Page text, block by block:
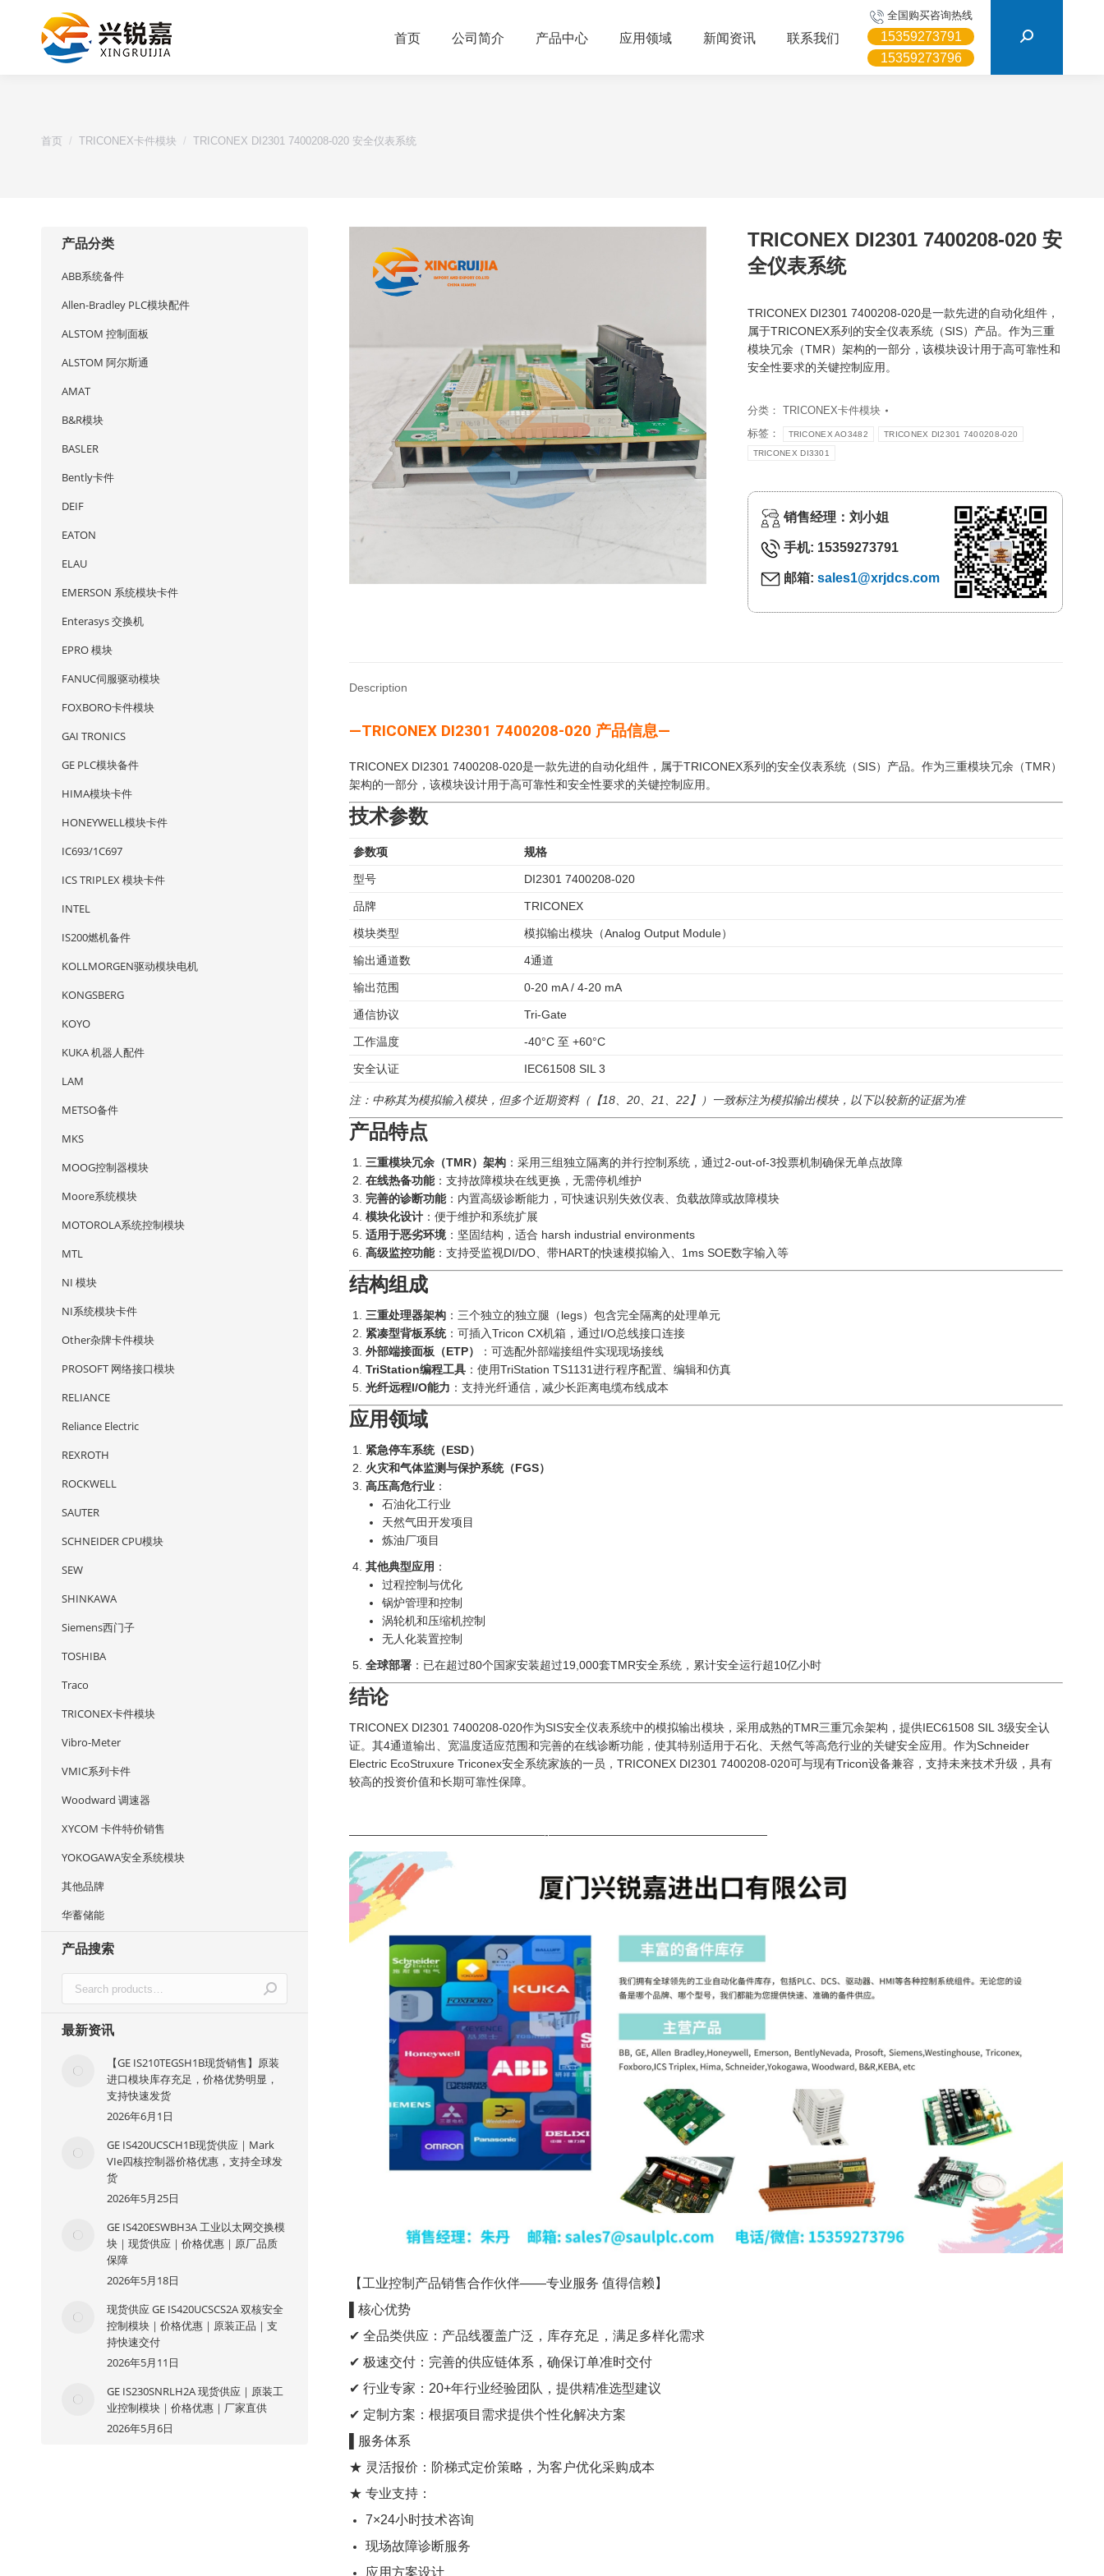
首页 公司简介 产品中心 应用领域 新闻资讯 联系我们
全国购买咨询热线
15359273791
15359273796
首页 TRICONEX卡件模块 TRICONEX DI2301 7400208-020 安全仪表系统
TRICONEX DI2301 7400208-020 安
全仪表系统
TRICONEX DI2301 7400208-020是一款先进的自动化组件，
属于TRICONEX系列的安全仪表系统（SIS）产品。作为三重
模块冗余（TMR）架构的一部分，该模块设计用于高可靠性和
安全性要求的关键控制应用。
分类： TRICONEX卡件模块
标签：
TRICONEX AO3482 TRICONEX DI2301 7400208-020
TRICONEX DI3301
销售经理：刘小姐
手机: 15359273791
邮箱: sales1@xrjdcs.com
Description
—TRICONEX DI2301 7400208-020 产品信息—
TRICONEX DI2301 7400208-020是一款先进的自动化组件，属于TRICONEX系列的安全仪表系统（SIS）产品。作为三重模块冗余（TMR）
架构的一部分，该模块设计用于高可靠性和安全性要求的关键控制应用。
技术参数
参数项 规格
型号 DI2301 7400208-020
品牌 TRICONEX
模块类型 模拟输出模块（Analog Output Module）
输出通道数 4通道
输出范围 0-20 mA / 4-20 mA
通信协议 Tri-Gate
工作温度 -40°C 至 +60°C
安全认证 IEC61508 SIL 3
注：中称其为模拟输入模块，但多个近期资料（【18、20、21、22】）一致标注为模拟输出模块，以下以较新的证据为准
产品特点
三重模块冗余（TMR）架构 ：采用三组独立隔离的并行控制系统，通过2-out-of-3投票机制确保无单点故障
在线热备功能：支持故障模块在线更换，无需停机维护
完善的诊断功能：内置高级诊断能力，可快速识别失效仪表、负载故障或故障模块
模块化设计 ：便于维护和系统扩展
适用于恶劣环境 ：坚固结构，适合 harsh industrial environments
高级监控功能：支持受监视DI/DO、带HART的快速模拟输入、1ms SOE数字输入等
结构组成
三重处理器架构 ：三个独立的独立腿（legs）包含完全隔离的处理单元
紧凑型背板系统：可插入Tricon CX机箱，通过I/O总线接口连接
外部端接面板（ETP）
‍：可选配外部端接组件实现现场接线
TriStation编程工具 ：使用TriStation TS1131进行程序配置、编辑和仿真
光纤远程I/O能力 ：支持光纤通信，减少长距离电缆布线成本
应用领域
紧急停车系统（ESD）
火灾和气体监测与保护系统（FGS）
高压高危行业 ：
石油化工行业
天然气田开发项目
炼油厂项目
其他典型应用 ：
过程控制与优化
锅炉管理和控制
涡轮机和压缩机控制
无人化装置控制
全球部署 ：已在超过80个国家安装超过19,000套TMR安全系统，累计安全运行超10亿小时
结论
TRICONEX DI2301 7400208-020作为SIS安全仪表系统中的模拟输出模块，采用成熟的TMR三重冗余架构，提供IEC61508 SIL 3级安全认
证。其4通道输出、宽温度适应范围和完善的在线诊断功能，使其特别适用于石化、天然气等高危行业的关键安全应用。作为Schneider
Electric EcoStruxure Triconex安全系统家族的一员，TRICONEX DI2301 7400208-020可与现有Tricon设备兼容，支持未来技术升级，具有
较高的投资价值和长期可靠性保障。
—————————————————-———————————————————
【工业控制产品销售合作伙伴——专业服务 值得信赖】
▌核心优势
✔ 全品类供应：产品线覆盖广泛，库存充足，满足多样化需求
✔ 极速交付：完善的供应链体系，确保订单准时交付
✔ 行业专家：20+年行业经验团队，提供精准选型建议
✔ 定制方案：根据项目需求提供个性化解决方案
▌服务体系
★ 灵活报价：阶梯式定价策略，为客户优化采购成本
★ 专业支持：
7×24小时技术咨询
现场故障诊断服务
应用方案设计
产品分类
ABB系统备件
Allen-Bradley PLC模块配件
ALSTOM 控制面板
ALSTOM 阿尔斯通
AMAT
B&R模块
BASLER
Bently卡件
DEIF
EATON
ELAU
EMERSON 系统模块卡件
Enterasys 交换机
EPRO 模块
FANUC伺服驱动模块
FOXBORO卡件模块
GAI TRONICS
GE PLC模块备件
HIMA模块卡件
HONEYWELL模块卡件
IC693/1C697
ICS TRIPLEX 模块卡件
INTEL
IS200燃机备件
KOLLMORGEN驱动模块电机
KONGSBERG
KOYO
KUKA 机器人配件
LAM
METSO备件
MKS
MOOG控制器模块
Moore系统模块
MOTOROLA系统控制模块
MTL
NI 模块
NI系统模块卡件
Other杂牌卡件模块
PROSOFT 网络接口模块
RELIANCE
Reliance Electric
REXROTH
ROCKWELL
SAUTER
SCHNEIDER CPU模块
SEW
SHINKAWA
Siemens西门子
TOSHIBA
Traco
TRICONEX卡件模块
Vibro-Meter
VMIC系列卡件
Woodward 调速器
XYCOM 卡件特价销售
YOKOGAWA安全系统模块
其他品牌
华蓄储能
产品搜索
最新资讯
【GE IS210TEGSH1B现货销售】原装
进口模块库存充足，价格优势明显，
支持快速发货
2026年6月1日
GE IS420UCSCH1B现货供应｜Mark
VIe四核控制器价格优惠，支持全球发
货
2026年5月25日
GE IS420ESWBH3A 工业以太网交换模
块｜现货供应｜价格优惠｜原厂品质
保障
2026年5月18日
现货供应 GE IS420UCSCS2A 双核安全
控制模块｜价格优惠｜原装正品｜支
持快速交付
2026年5月11日
GE IS230SNRLH2A 现货供应｜原装工
业控制模块｜价格优惠｜厂家直供
2026年5月6日